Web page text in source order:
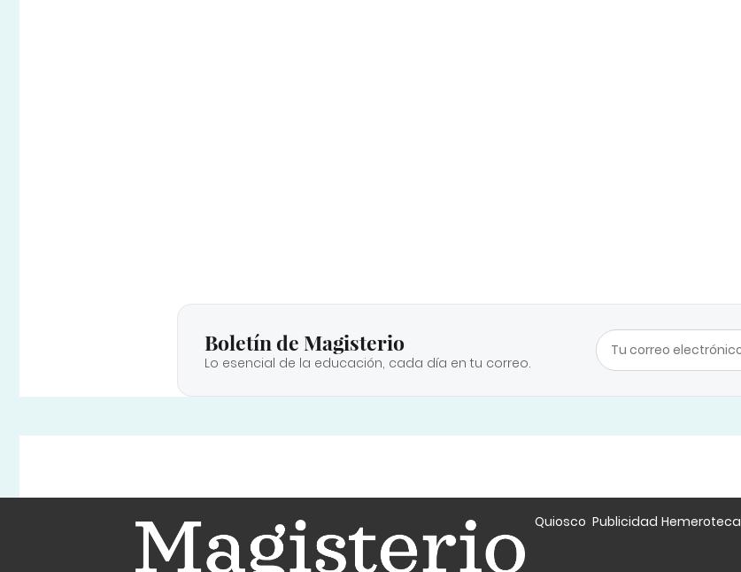
Boletín de Magisterio
Lo esencial de la educación, cada día en tu correo.
Quiosco Publicidad Hemeroteca